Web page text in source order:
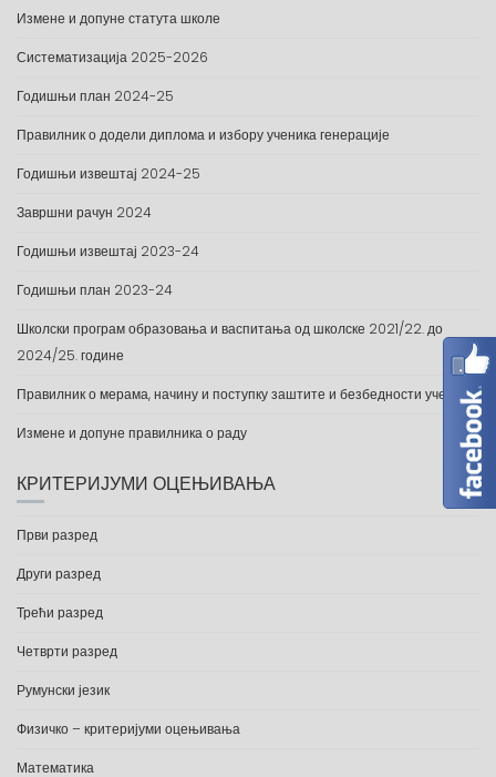
Измене и допуне статута школе
Систематизација 2025-2026
Годишњи план 2024-25
Правилник о додели диплома и избору ученика генерације
Годишњи извештај 2024-25
Завршни рачун 2024
Годишњи извештај 2023-24
Годишњи план 2023-24
Школски програм образовања и васпитања од школске 2021/22. до
2024/25. године
Правилник о мерама, начину и поступку заштите и безбедности ученика
Измене и допуне правилника о раду
КРИТЕРИЈУМИ ОЦЕЊИВАЊА
Први разред
Други разред
Трећи разред
Четврти разред
Румунски језик
Физичко – критеријуми оцењивања
Математика